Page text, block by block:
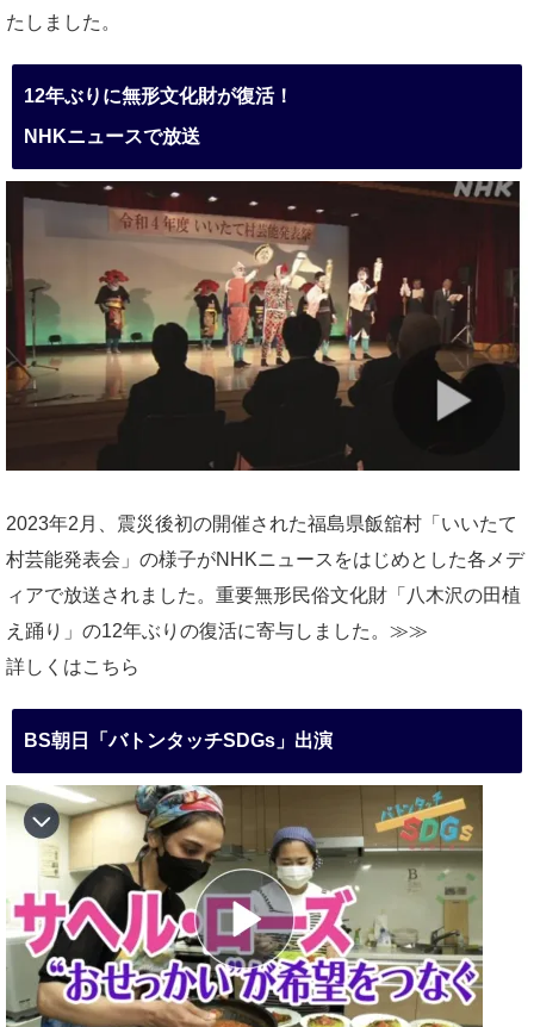
たしました。
12年ぶりに無形文化財が復活！
NHKニュースで放送
2023年2月、震災後初の開催された福島県飯舘村「いいたて
村芸能発表会」の様子がNHKニュースをはじめとした各メデ
ィアで放送されました。重要無形民俗文化財「八木沢の田植
え踊り」の12年ぶりの復活に寄与しました。≫≫
詳しくはこちら
BS朝日「バトンタッチSDGs」出演